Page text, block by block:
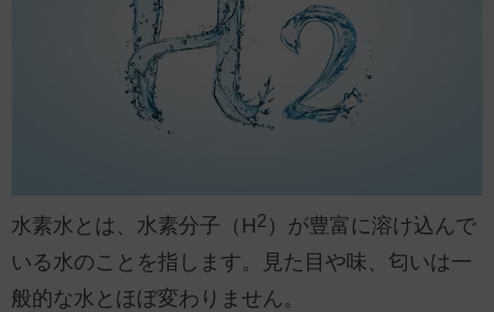
水素水とは、水素分子（H2 ）が豊富に溶け込んで
いる水のことを指します。見た目や味、匂いは一
般的な水とほぼ変わりません。